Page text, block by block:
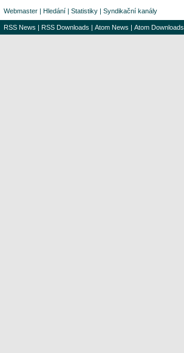
Webmaster | Hledání | Statistiky | Syndikační kanály
RSS News | RSS Downloads | Atom News | Atom Downloads